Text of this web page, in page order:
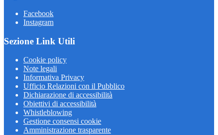
Facebook
Instagram
Sezione Link Utili
Cookie policy
Note legali
Informativa Privacy
Ufficio Relazioni con il Pubblico
Dichiarazione di accessibilità
Obiettivi di accessibilità
Whistleblowing
Gestione consensi cookie
Amministrazione trasparente